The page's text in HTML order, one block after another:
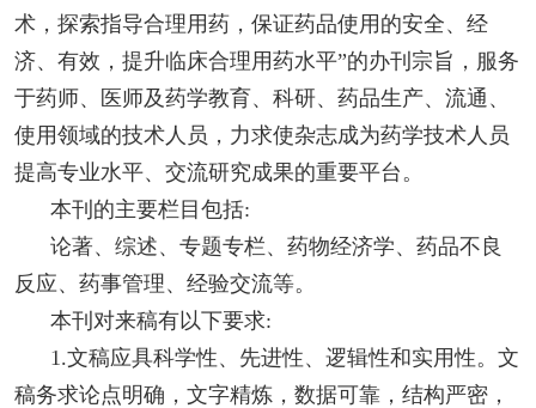
术，探索指导合理用药，保证药品使用的安全、经
济、有效，提升临床合理用药水平”的办刊宗旨，服务
于药师、医师及药学教育、科研、药品生产、流通、
使用领域的技术人员，力求使杂志成为药学技术人员
提高专业水平、交流研究成果的重要平台。
本刊的主要栏目包括:
论著、综述、专题专栏、药物经济学、药品不良
反应、药事管理、经验交流等。
本刊对来稿有以下要求:
1.文稿应具科学性、先进性、逻辑性和实用性。文
稿务求论点明确，文字精炼，数据可靠，结构严密，